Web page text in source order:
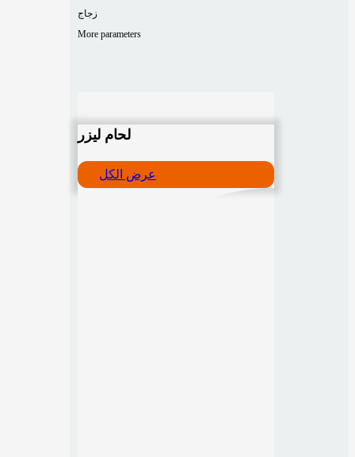
زجاج
More parameters
لحام ليزر
عرض الكل